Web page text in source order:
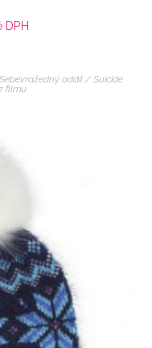
DPH
Sebevražedný oddíl / Suicide
filmu